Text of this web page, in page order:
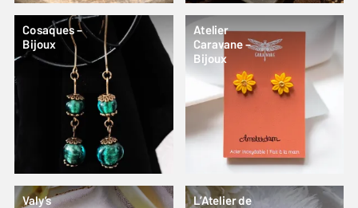
Cosaques –
Bijoux
Atelier
Caravane –
Bijoux
Valy’s
L’Atelier de